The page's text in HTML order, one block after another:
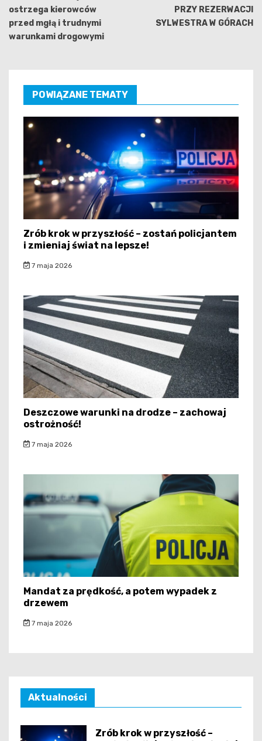
ostrzega kierowców
przed mgłą i trudnymi
warunkami drogowymi
PRZY REZERWACJI
SYLWESTRA W GÓRACH
POWIĄZANE TEMATY
Zrób krok w przyszłość – zostań policjantem
i zmieniaj świat na lepsze!
7 maja 2026
Deszczowe warunki na drodze – zachowaj
ostrożność!
7 maja 2026
Mandat za prędkość, a potem wypadek z
drzewem
7 maja 2026
Aktualności
Zrób krok w przyszłość –